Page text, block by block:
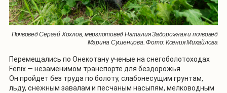
Почвовед Сергей Хохлов, мерзлотовед Наталия Задорожная и почвовед
Марина Сушенцова. Фото: Ксения Михайлова
Перемещались по Онекотану ученые на снегоболотоходах
Fenix — незаменимом транспорте для бездорожья.
Он пройдет без труда по болоту, слабонесущим грунтам,
льду, снежным завалам и песчаным насыпям, мелководным